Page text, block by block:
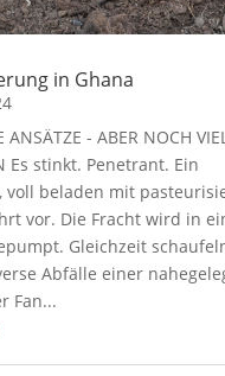
in Ghana
ANSÄTZE - ABER NOCH
Es stinkt. Penetrant. Ein
voll beladen mit
vor. Die Fracht wird in
Gleichzeit
Abfälle einer
Fan...